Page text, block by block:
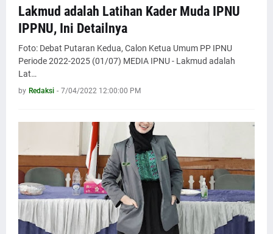
Lakmud adalah Latihan Kader Muda IPNU
IPPNU, Ini Detailnya
Foto: Debat Putaran Kedua, Calon Ketua Umum PP IPNU
Periode 2022-2025 (01/07) MEDIA IPNU - Lakmud adalah
Lat…
by Redaksi - 7/04/2022 12:00:00 PM